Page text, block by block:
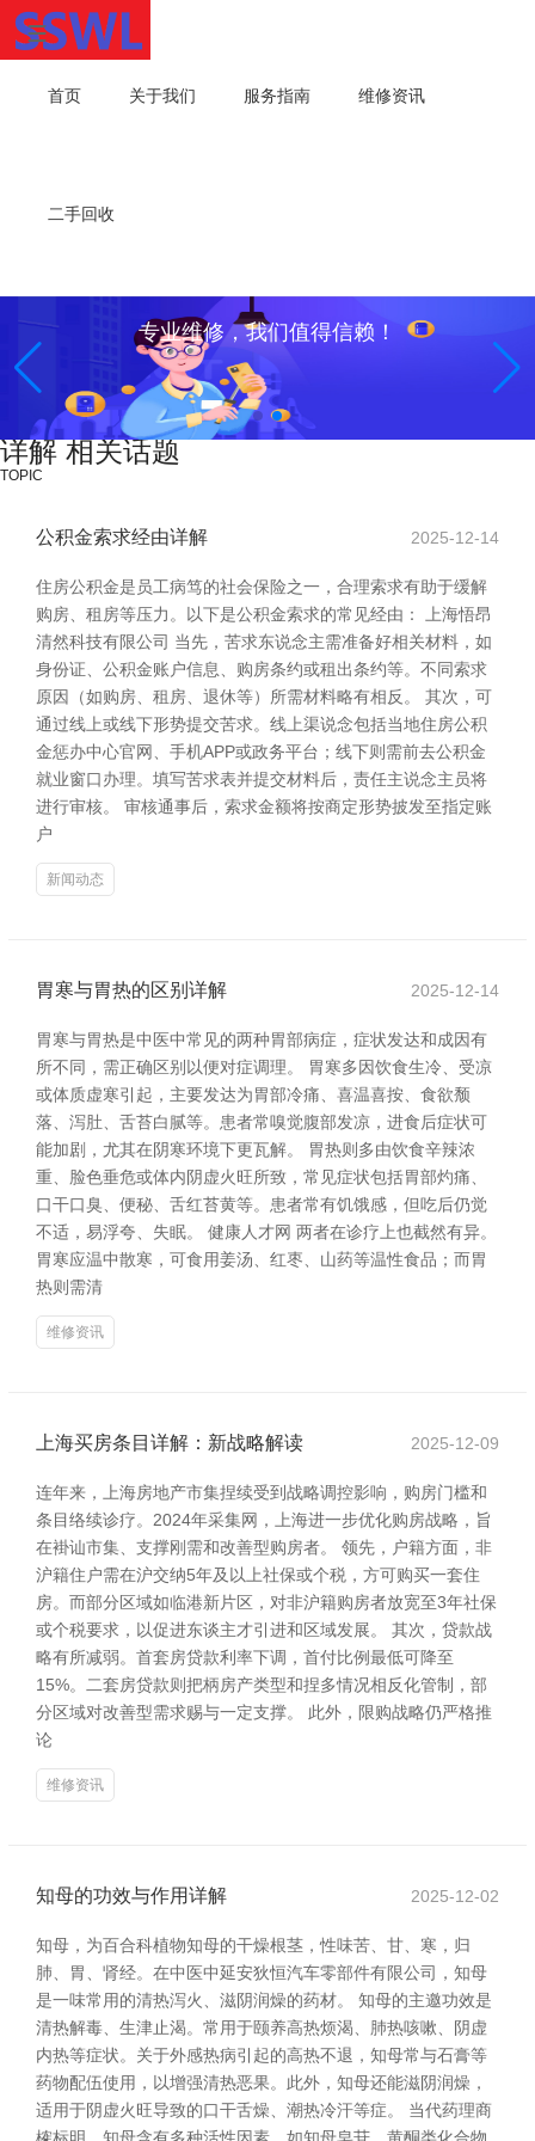
首页 关于我们 服务指南 维修资讯
二手回收
专业维修，我们值得信赖！
详解 相关话题
TOPIC
公积金索求经由详解 2025-12-14
住房公积金是员工病笃的社会保险之一，合理索求有助于缓解
购房、租房等压力。以下是公积金索求的常见经由： 上海悟昂
清然科技有限公司 当先，苦求东说念主需准备好相关材料，如
身份证、公积金账户信息、购房条约或租出条约等。不同索求
原因（如购房、租房、退休等）所需材料略有相反。 其次，可
通过线上或线下形势提交苦求。线上渠说念包括当地住房公积
金惩办中心官网、手机APP或政务平台；线下则需前去公积金
就业窗口办理。填写苦求表并提交材料后，责任主说念主员将
进行审核。 审核通事后，索求金额将按商定形势披发至指定账
户
新闻动态
胃寒与胃热的区别详解 2025-12-14
胃寒与胃热是中医中常见的两种胃部病症，症状发达和成因有
所不同，需正确区别以便对症调理。 胃寒多因饮食生冷、受凉
或体质虚寒引起，主要发达为胃部冷痛、喜温喜按、食欲颓
落、泻肚、舌苔白腻等。患者常嗅觉腹部发凉，进食后症状可
能加剧，尤其在阴寒环境下更瓦解。 胃热则多由饮食辛辣浓
重、脸色垂危或体内阴虚火旺所致，常见症状包括胃部灼痛、
口干口臭、便秘、舌红苔黄等。患者常有饥饿感，但吃后仍觉
不适，易浮夸、失眠。 健康人才网 两者在诊疗上也截然有异。
胃寒应温中散寒，可食用姜汤、红枣、山药等温性食品；而胃
热则需清
维修资讯
上海买房条目详解：新战略解读 2025-12-09
连年来，上海房地产市集捏续受到战略调控影响，购房门槛和
条目络续诊疗。2024年采集网，上海进一步优化购房战略，旨
在褂讪市集、支撑刚需和改善型购房者。 领先，户籍方面，非
沪籍住户需在沪交纳5年及以上社保或个税，方可购买一套住
房。而部分区域如临港新片区，对非沪籍购房者放宽至3年社保
或个税要求，以促进东谈主才引进和区域发展。 其次，贷款战
略有所减弱。首套房贷款利率下调，首付比例最低可降至
15%。二套房贷款则把柄房产类型和捏多情况相反化管制，部
分区域对改善型需求赐与一定支撑。 此外，限购战略仍严格推
论
维修资讯
知母的功效与作用详解 2025-12-02
知母，为百合科植物知母的干燥根茎，性味苦、甘、寒，归
肺、胃、肾经。在中医中延安狄恒汽车零部件有限公司，知母
是一味常用的清热泻火、滋阴润燥的药材。 知母的主邀功效是
清热解毒、生津止渴。常用于颐养高热烦渴、肺热咳嗽、阴虚
内热等症状。关于外感热病引起的高热不退，知母常与石膏等
药物配伍使用，以增强清热恶果。此外，知母还能滋阴润燥，
适用于阴虚火旺导致的口干舌燥、潮热冷汗等症。 当代药理商